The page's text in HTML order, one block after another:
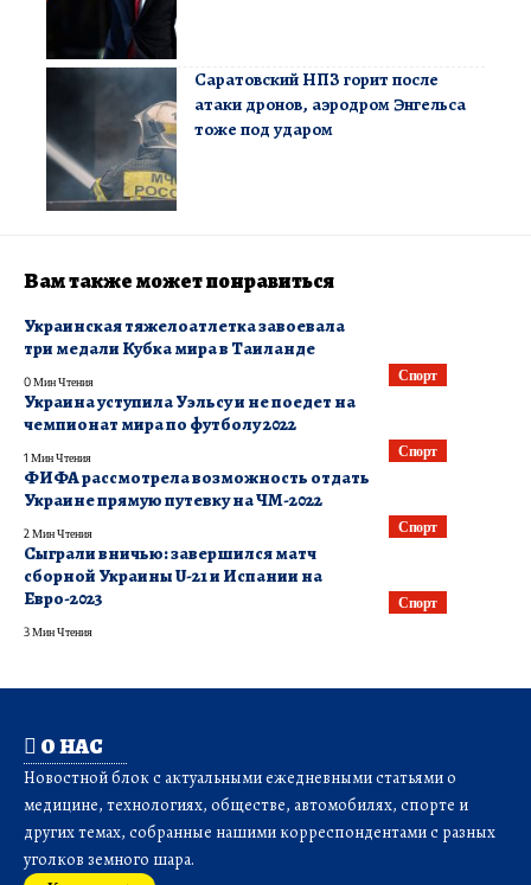
Саратовский НПЗ горит после
атаки дронов, аэродром Энгельса
тоже под ударом
Вам также может понравиться
Спорт
Украинская тяжелоатлетка завоевала
три медали Кубка мира в Таиланде
0 Мин Чтения
Спорт
Украина уступила Уэльсу и не поедет на
чемпионат мира по футболу 2022
1 Мин Чтения
Спорт
ФИФА рассмотрела возможность отдать
Украине прямую путевку на ЧМ-2022
2 Мин Чтения
Спорт
Сыграли вничью: завершился матч
сборной Украины U-21 и Испании на
Евро-2023
3 Мин Чтения
О НАС
Новостной блок с актуальными ежедневными статьями о
медицине, технологиях, обществе, автомобилях, спорте и
других темах, собранные нашими корреспондентами с разных
уголков земного шара.